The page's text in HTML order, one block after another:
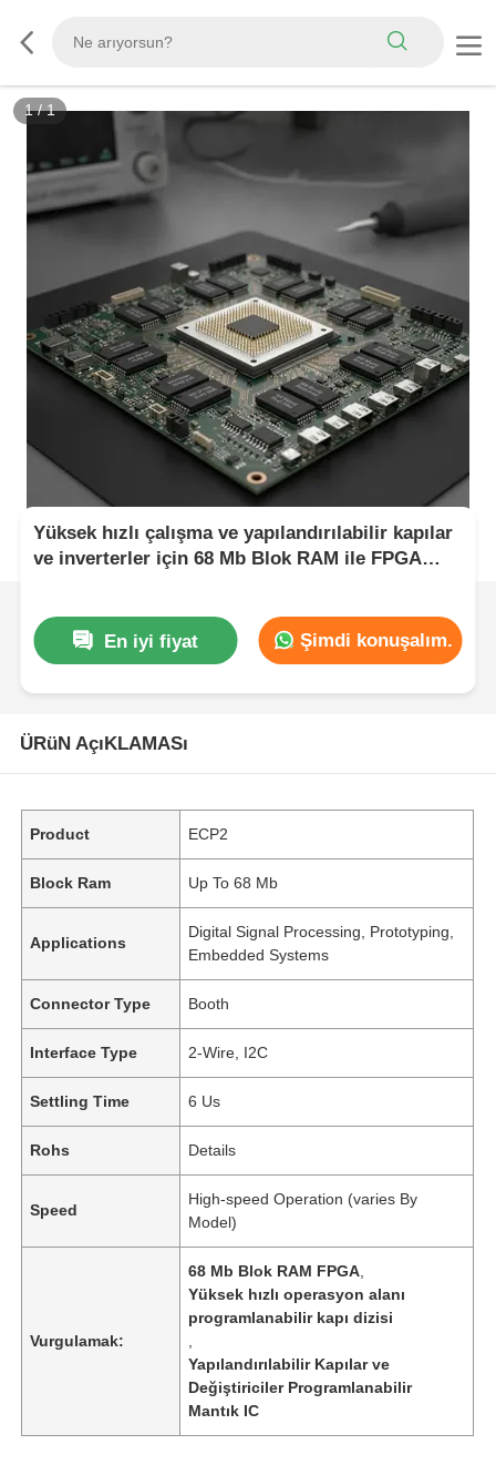
1/1
Yüksek hızlı çalışma ve yapılandırılabilir kapılar
ve inverterler için 68 Mb Blok RAM ile FPGA
En iyi fiyat Şimdi konuşalım.
ÜRüN AçıKLAMASı
Product ECP2
Block Ram Up To 68 Mb
Applications
Digital Signal Processing, Prototyping,
Embedded Systems
Connector Type Booth
Interface Type 2-Wire, I2C
Settling Time 6 Us
Rohs Details
Speed
High-speed Operation (varies By
Model)
Vurgulamak:
68 Mb Blok RAM FPGA
Yüksek hızlı operasyon alanı
programlanabilir kapı dizisi
Yapılandırılabilir Kapılar ve
Değiştiriciler Programlanabilir
Mantık IC